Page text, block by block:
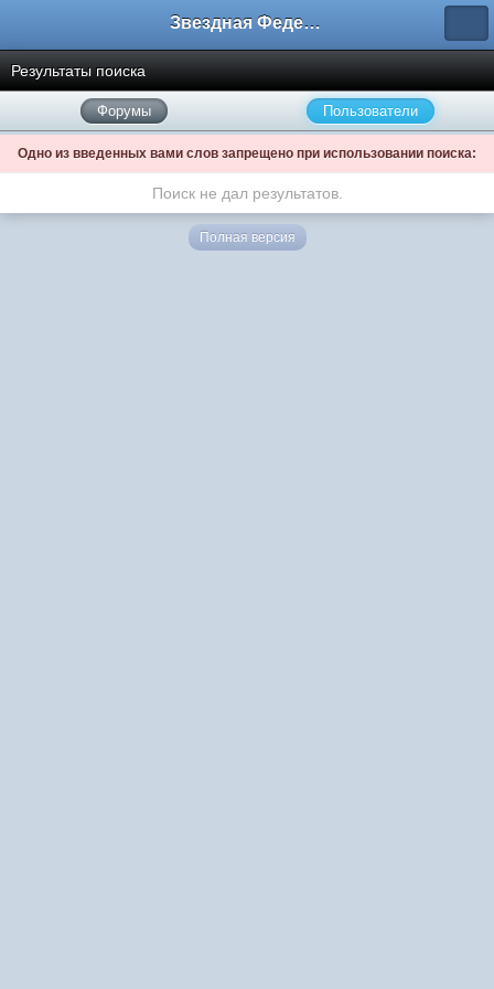
Звездная Федерация
Результаты поиска
Форумы Пользователи
Одно из введенных вами слов запрещено при использовании поиска:
Поиск не дал результатов.
Полная версия